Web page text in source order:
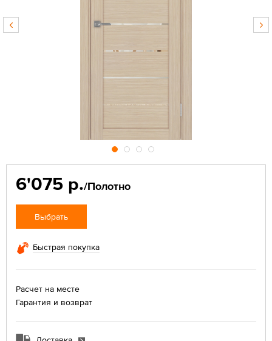
6'075 р./Полотно
Выбрать
Быстрая покупка
Расчет на месте
Гарантия и возврат